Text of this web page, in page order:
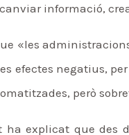
informació,
«les
efectes negatius,
però
explicat que des